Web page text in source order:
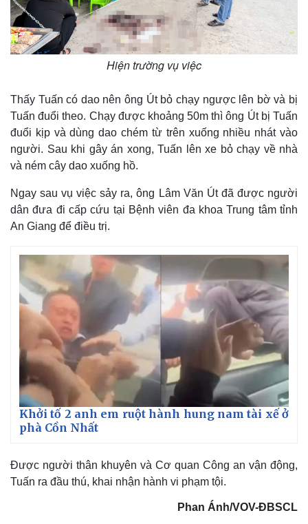
Thế giới
Quan sát
Cuộc sống đó đây
Multimedia
Video
Ảnh
E-Magazine
Hiện trường vụ việc
Thấy Tuấn có dao nên ông Út bỏ chạy ngược lên bờ và bị
Tuấn đuổi theo. Chạy được khoảng 50m thì ông Út bị Tuấn
đuổi kịp và dùng dao chém từ trên xuống nhiều nhát vào
người. Sau khi gây án xong, Tuấn lên xe bỏ chạy về nhà
và ném cây dao xuống hồ.
Ngay sau vụ việc sảy ra, ông Lâm Văn Út đã được người
dân đưa đi cấp cứu tại Bệnh viên đa khoa Trung tâm tỉnh
An Giang để điều trị.
Khởi tố 2 anh em ruột hành hung nam tài xế ở
phà Cồn Nhất
Được người thân khuyên và Cơ quan Công an vận động,
Tuấn ra đầu thú, khai nhận hành vi phạm tội.
Phan Ánh/VOV-ĐBSCL